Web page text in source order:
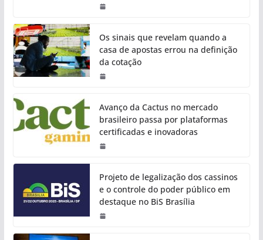
Os sinais que revelam quando a
casa de apostas errou na definição
da cotação
Avanço da Cactus no mercado
brasileiro passa por plataformas
certificadas e inovadoras
Projeto de legalização dos cassinos
e o controle do poder público em
destaque no BiS Brasília